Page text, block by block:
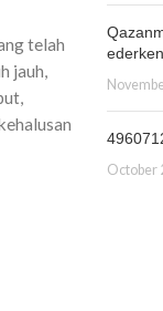
telah
jauh,
ederken
October